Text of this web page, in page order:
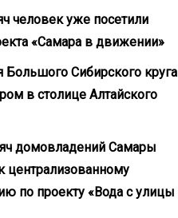
человек уже посетили
«Самара в движении»
Большого Сибирского круга
в столице Алтайского
домовладений Самары
централизованному
по проекту «Вода с улицы